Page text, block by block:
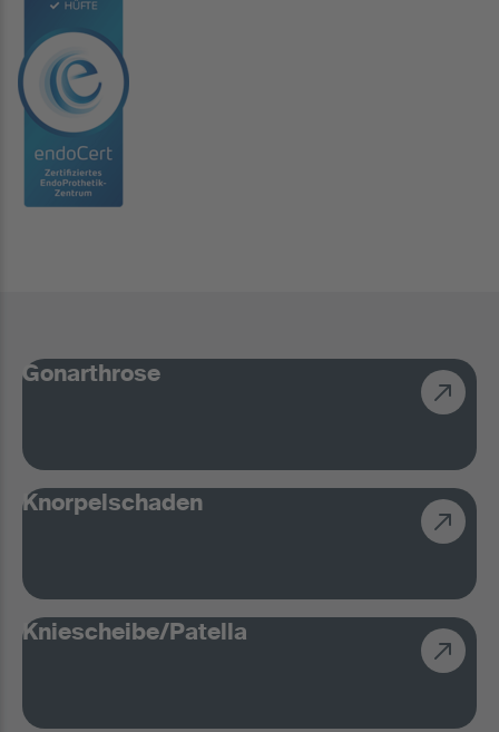
Gonarthrose
Knorpelschaden
Kniescheibe/Patella